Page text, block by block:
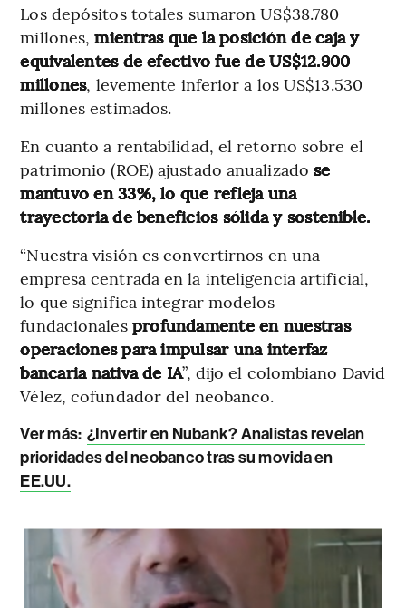
Los depósitos totales sumaron US$38.780
millones,mientras que la posición de caja y
equivalentes de efectivo fue de US$12.900
millones, levemente inferior a los US$13.530
millones estimados.
En cuanto a rentabilidad, el retorno sobre el
patrimonio (ROE) ajustado anualizadose
mantuvo en 33%, lo que refleja una
trayectoria de beneficios sólida y sostenible.
“Nuestra visión es convertirnos en una
empresa centrada en la inteligencia artificial,
lo que significa integrar modelos
fundacionales profundamente en nuestras
operaciones para impulsar una interfaz
bancaria nativa de IA”, dijo el colombiano David
Vélez, cofundador del neobanco.
Ver más: ¿Invertir en Nubank? Analistas revelan
prioridades del neobanco tras su movida en
EE.UU.